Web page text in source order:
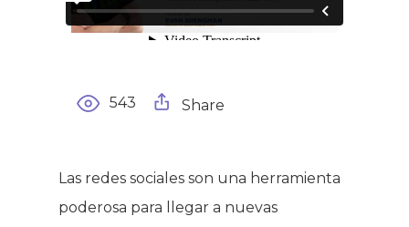
543 Share
Las redes sociales son una herramienta
poderosa para llegar a nuevas